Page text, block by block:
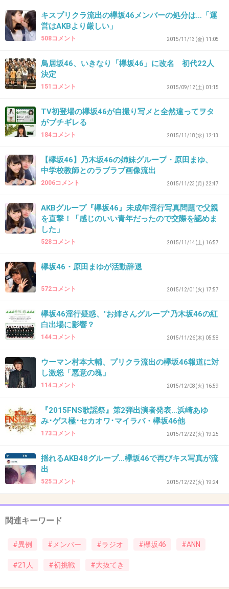
32. 匿名2015/12/30(水) 11:16:26
初っ端問題だらけのグループよりも同じ48Gなら日の目の
+3
33. 匿名2015/12/30(水) 11:22:35
土田と澤部が司会してる番組みてたら、みんな
まだグループ始まったばかりとは言え、素人の
かたまりかって感じだった。
るラジオなんて無謀じゃないの。
34. 匿名 2015/12/30(水) 11:24:09
２１人で喋ってたら、誰が誰だか分からないん
35. 匿名 2015/12/30(水) 11:33:34
誰が誰と寝て仕事取ったの？
…という穿った見方しかできない。
+11
36. 匿名2015/12/30(水) 11:36:32
オッパイグループ
+9 -5
37. 匿名2015/12/30(水) 11:37:28
プリクラ流出のイメージ
+22 -3
キスプリクラ流出の欅坂46メンバーの処分は…「運
営はAKBより厳しい」
508コメント 2015/11/13(金) 11:05
鳥居坂46、いきなり「欅坂46」に改名 初代22人
決定
151コメント 2015/09/12(土) 01:15
TV初登場の欅坂46が自撮り写メと全然違ってヲタ
がブチギレる
184コメント 2015/11/18(水) 12:13
【欅坂46】乃木坂46の姉妹グループ・原田まゆ、
中学校教師とのラブラブ画像流出
2006コメント 2015/11/23(月) 22:47
AKBグループ『欅坂46』未成年淫行写真問題で父親
を直撃！「感じのいい青年だったので交際を認めま
した」
528コメント 2015/11/14(土) 16:57
欅坂46・原田まゆが活動辞退
572コメント 2015/12/01(火) 17:57
欅坂46淫行疑惑、"お姉さんグループ"乃木坂46の紅
白出場に影響？
144コメント 2015/11/26(木) 05:58
ウーマン村本大輔、プリクラ流出の欅坂46報道に対
し激怒「悪意の塊」
114コメント 2015/12/08(火) 16:59
『2015FNS歌謡祭』第2弾出演者発表…浜崎あゆ
み･ゲス極･セカオワ･マイラバ・欅坂46他
173コメント 2015/12/22(火) 19:25
揺れるAKB48グループ…欅坂46で再びキス写真が流
出
525コメント 2015/12/22(火) 19:24
関連キーワード
#異例 #メンバー #ラジオ #欅坂46 #ANN
#21人 #初挑戦 #大抜てき